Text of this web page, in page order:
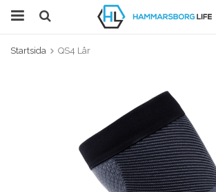
Startsida QS4 Lår